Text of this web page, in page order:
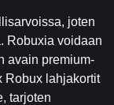
joten
Robuxia voidaan
avain premium-
Robux lahjakortit
tarjoten